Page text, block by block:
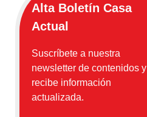
Alta Boletín Casa
Actual
Suscríbete a nuestra
newsletter de contenidos y
recibe información
actualizada.